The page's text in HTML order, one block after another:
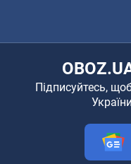
Підписуйтесь,